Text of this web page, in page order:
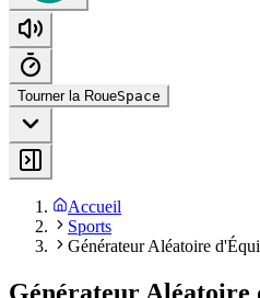
Tourner la RoueSpace
Accueil
Sports
Générateur Aléatoire